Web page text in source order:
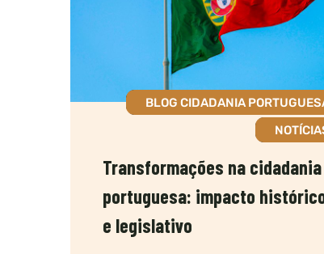
BLOG CIDADANIA
Transformações na cidadania
portuguesa: impacto
e legislativo